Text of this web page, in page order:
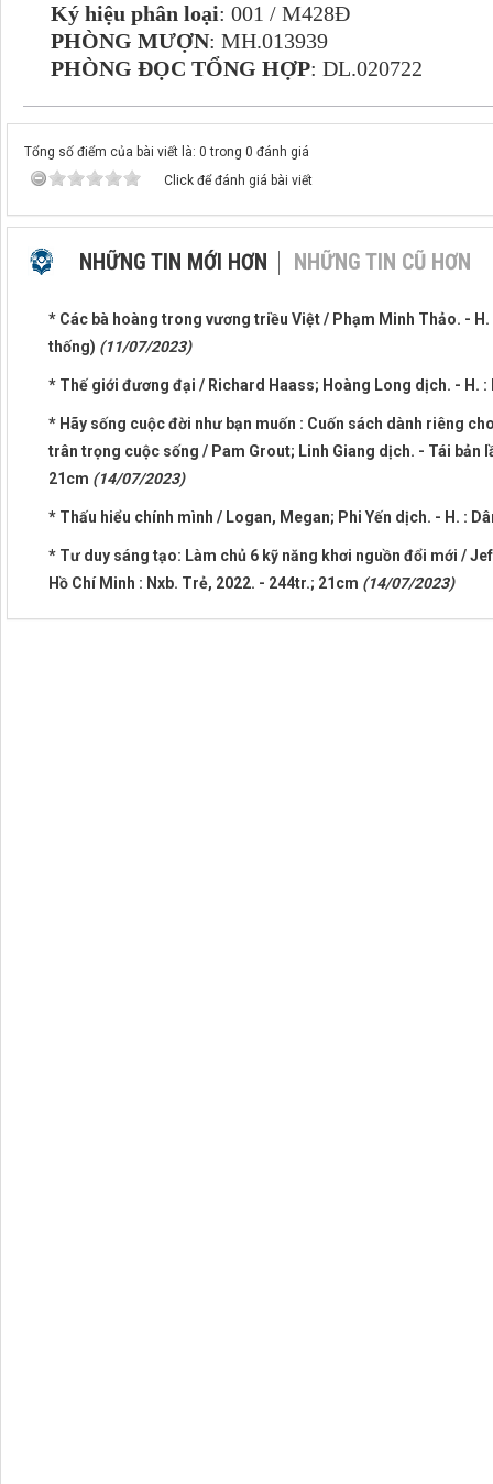
Ký hiệu phân loại: 001 / M428Đ
PHÒNG MƯỢN: MH.013939
PHÒNG ĐỌC TỔNG HỢP: DL.020722
Tổng số điểm của bài viết là: 0 trong 0 đánh giá
Click để đánh giá bài viết
NHỮNG TIN MỚI HƠN NHỮNG TIN CŨ HƠN
* Các bà hoàng trong vương triều Việt / Phạm Minh Thảo. -
thống) (11/07/2023)
* Thế giới đương đại / Richard Haass; Hoàng Long dịch. - H.
* Hãy sống cuộc đời như bạn muốn : Cuốn sách dành riêng
trân trọng cuộc sống / Pam Grout; Linh Giang dịch. - Tái bản
21cm (14/07/2023)
* Thấu hiểu chính mình / Logan, Megan; Phi Yến dịch. - H. :
* Tư duy sáng tạo: Làm chủ 6 kỹ năng khơi nguồn đổi mới /
Hồ Chí Minh : Nxb. Trẻ, 2022. - 244tr.; 21cm (14/07/2023)